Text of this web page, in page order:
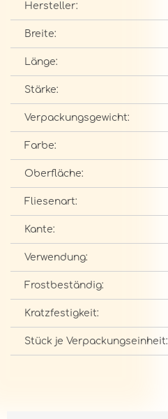
Hersteller:
Breite:
Länge:
Stärke:
Verpackungsgewicht:
Farbe:
Oberfläche:
Fliesenart:
Kante:
Verwendung:
Frostbeständig:
Kratzfestigkeit:
Stück je Verpackungseinheit: